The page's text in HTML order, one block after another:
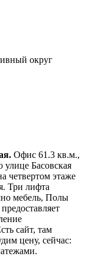
округ
Офис 61.3 кв.м.,
улице Басовская
четвертом этаже
Три лифта
мебель, Полы
сайт, там
цену, сейчас: